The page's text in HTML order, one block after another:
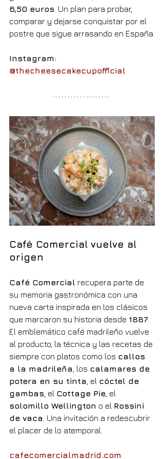
6,50 euros . Un plan para probar,
comparar y dejarse conquistar por el
postre que sigue arrasando en España.
Instagram:
@thecheesecakecupofficial
Café Comercial vuelve al
origen
Café Comercial recupera parte de
su memoria gastronómica con una
nueva carta inspirada en los clásicos
que marcaron su historia desde 1887
El emblemático café madrileño vuelve
al producto, la técnica y las recetas de
siempre con platos como los callos
a la madrileña , los calamares de
potera en su tinta , el cóctel de
gambas , el Cottage Pie , el
solomillo Wellington o el Rossini
de vaca . Una invitación a redescubrir
el placer de lo atemporal.
cafecomercialmadrid.com